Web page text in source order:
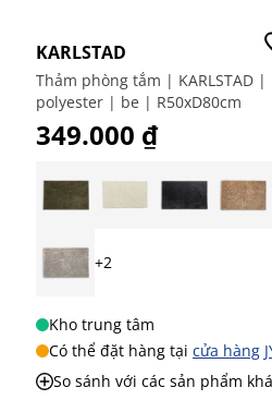
VITTINGE
Thảm phòng tắm chống trượt |
VITTINGE | cao su | xám |
R55xD55cm
349.000 ₫
Kho trung tâm
So sánh với các sản phẩm khác